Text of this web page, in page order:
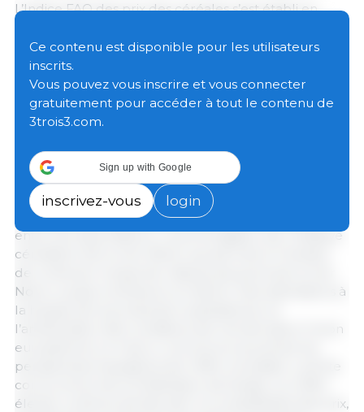
L’Indice FAO des prix des céréales s’est établi en
8,2 points (5,6 pour cent) par rapport au mois
précédent, et de 31,6 points (18,6 pour cent) par
rapport au même mois de l’année précédente.
Cette baisse du mois de mars résulte d’unechute
des prix internationaux de l’ensemble des grandes
Les cours internationaux du
sont ceux qui ont le
plus reculé (7,1 pour cent), sous l’effet d’une offre
mondiale abondante et d’une forte concurrence
entre les exportateurs. La prolongation de l’Initiative
céréalière de la mer Noire, qui permet à l’Ukraine
de continuer à exporter depuis ses ports de la mer
Noire, a aussi contribué à ce déclin. Des estimations à
la hausse de la production australienne, et
l’amélioration des conditions de récolte dans l’Union
européenne ce mois-ci, ont encore accentué les
perspectives haussières de l’offre mondiale. La forte
concurrence de la Fédération de Russie, où l’offre
élevée continue de favoriser la compétitivité des prix,
Ce contenu est disponible pour les utilisateurs
inscrits.
Vous pouvez vous inscrire et vous connecter
gratuitement pour accéder à tout le contenu de
3trois3.com.
Sign up with Google
inscrivez-vous login